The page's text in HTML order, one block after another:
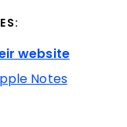
website
Notes